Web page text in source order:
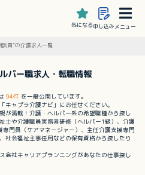
気になる申し込みメニュー
談員”の介護求人一覧
パー職求人・転職情報
94件 を一般公開しています。
キャプラ介護ナビ」にお任せください。
が満載！介護・ヘルパー系の希望職種から探し
士や介護職員実務者研修（ヘルパー1級）、介護
門員（ケアマネージャー）、主任介護支援専門
社会福祉主事任用などの保有資格から探したり
会社キャリアプランニングがあなたの仕事探し